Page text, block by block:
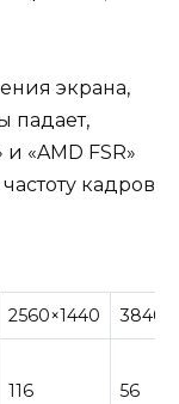
экрана,
падает,
«AMD FSR»
кадров
2560×1440
116 56